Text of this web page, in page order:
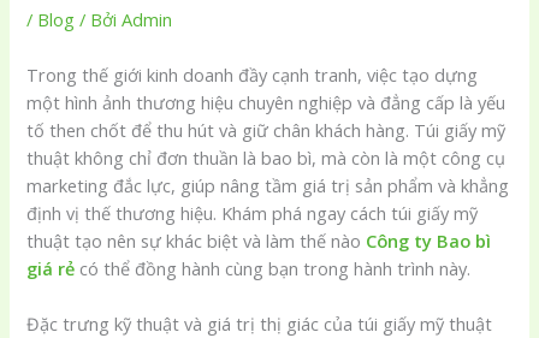
/ Blog / BởiAdmin
Trong thế giới kinh doanh đầy cạnh tranh, việc tạo dựng
một hình ảnh thương hiệu chuyên nghiệp và đẳng cấp là yếu
tố then chốt để thu hút và giữ chân khách hàng. Túi giấy mỹ
thuật không chỉ đơn thuần là bao bì, mà còn là một công cụ
marketing đắc lực, giúp nâng tầm giá trị sản phẩm và khẳng
định vị thế thương hiệu. Khám phá ngay cách túi giấy mỹ
thuật tạo nên sự khác biệt và làm thế nào Công ty Bao bì
giá rẻ có thể đồng hành cùng bạn trong hành trình này.
Đặc trưng kỹ thuật và giá trị thị giác của túi giấy mỹ thuật